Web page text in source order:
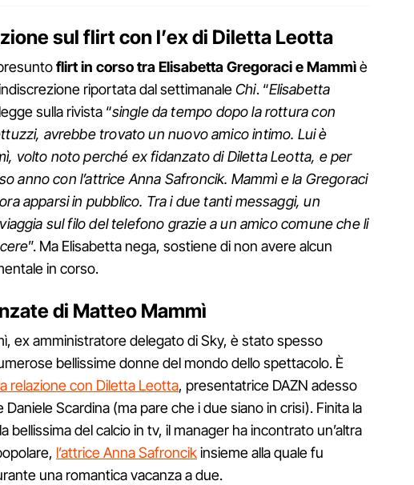
sul flirt con l’ex di Diletta Leotta
flirt in corso tra Elisabetta Gregoraci e Mammìè
riportata dal settimanaleChi. “Elisabetta
sulla rivista “single da tempo dopo la rottura con
avrebbe trovato un nuovo amico intimo. Lui è
volto noto perché ex fidanzato di Diletta Leotta, e per
anno con l’attrice Anna Safroncik. Mammì e la Gregoraci
apparsi in pubblico. Tra i due tanti messaggi, un
sul filo del telefono grazie a un amico comune che li
”. Ma Elisabetta nega, sostiene di non avere alcun
in corso.
di Matteo Mammì
ex amministratore delegato di Sky, è stato spesso
bellissime donne del mondo dello spettacolo. È
relazione con Diletta Leotta, presentatrice DAZN adesso
Daniele Scardina (ma pare che i due siano in crisi). Finita la
bellissima del calcio in tv, il manager ha incontrato un’altra
l’attrice Anna Safroncikinsieme alla quale fu
una romantica vacanza a due.